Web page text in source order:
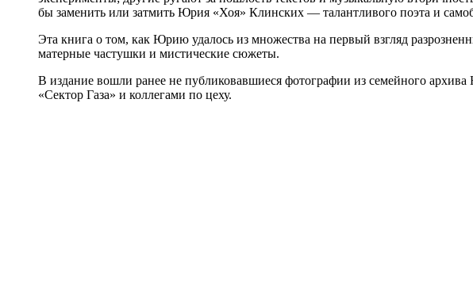
бы заменить или затмить Юрия «Хоя» Клинских — талантливого поэта и
Эта книга о том, как Юрию удалось из множества на первый взгляд
матерные частушки и мистические сюжеты.
В издание вошли ранее не публиковавшиеся фотографии из семейного
«Сектор Газа» и коллегами по цеху.